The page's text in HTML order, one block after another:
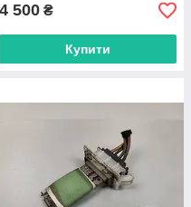
4 500 ₴
Купити